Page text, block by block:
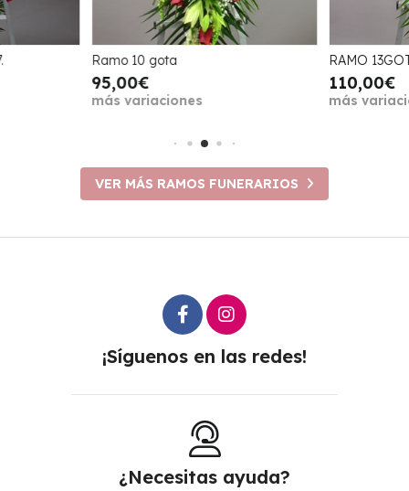
Ramo 10 gota
95,00€
más variaciones
RAMO
110,00€
más
VER MÁS RAMOS FUNERARIOS
¡Síguenos en las redes!
¿Necesitas ayuda?